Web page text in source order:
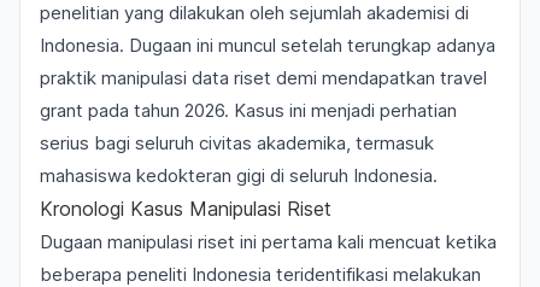
penelitian yang dilakukan oleh sejumlah akademisi di
Indonesia. Dugaan ini muncul setelah terungkap adanya
praktik manipulasi data riset demi mendapatkan travel
grant pada tahun 2026. Kasus ini menjadi perhatian
serius bagi seluruh civitas akademika, termasuk
mahasiswa kedokteran gigi di seluruh Indonesia.
Kronologi Kasus Manipulasi Riset
Dugaan manipulasi riset ini pertama kali mencuat ketika
beberapa peneliti Indonesia teridentifikasi melakukan